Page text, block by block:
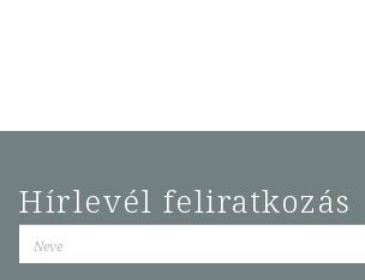
Hírlevél feliratkozás